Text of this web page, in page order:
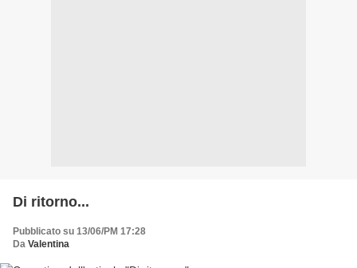
Di ritorno...
Pubblicato su 13/06/PM 17:28
Da Valentina